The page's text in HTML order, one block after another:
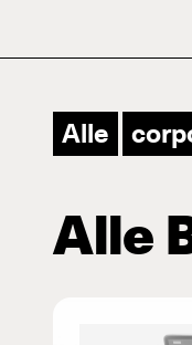
Alle
Alle